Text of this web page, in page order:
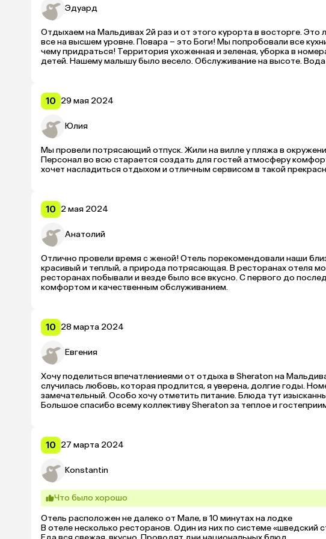
Эдуард
Отдыхаем на Мальдивах 2й раз и от этого курорта в восторге.
все на высшем уровне. Повара – это Боги! Мы попробовали все
чему придраться! Территория ухоженная и зеленая, уборка в
детей. Нашему малышу было весело. Обслуживание на высоте. Вода
10 29 мая 2024
Юлия
Мы провели потрясающий отпуск. Жили на вилле у пляжа в
Персонал во всю старается создать для гостей атмосферу
хочет насладиться отдыхом и отличным сервисом в такой
10 2 мая 2024
Анатолий
Отлично провели время с женой! Отель порекомендовали наши
красивый и теплый, а природа потрясающая. В ресторанах отеля
ресторанах побывали и везде было все вкусно. С первого до
комфортом и качественным обслуживанием.
10 28 марта 2024
Евгения
Хочу поделиться впечатлениеями от отдыха в Sheraton на
случилась любовь, которая продлится, я уверена, долгие годы.
замечательный. Особо хочу отметить питание. Блюда тут
Большое спасибо всему коллективу Sheraton за теплое и
10 27 марта 2024
Konstantin
Что было хорошо
Отель расположен не далеко от Мале, в 10 минутах на лодке
В отеле несколько ресторанов. Один из них по системе «шведский